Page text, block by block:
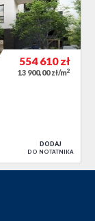
554 610zł
13 900,00 zł/m2
DODAJ
DO NOTATNIKA